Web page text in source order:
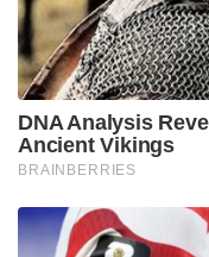
DNA Analysis
Ancient Vikings
BRAINBERRIES